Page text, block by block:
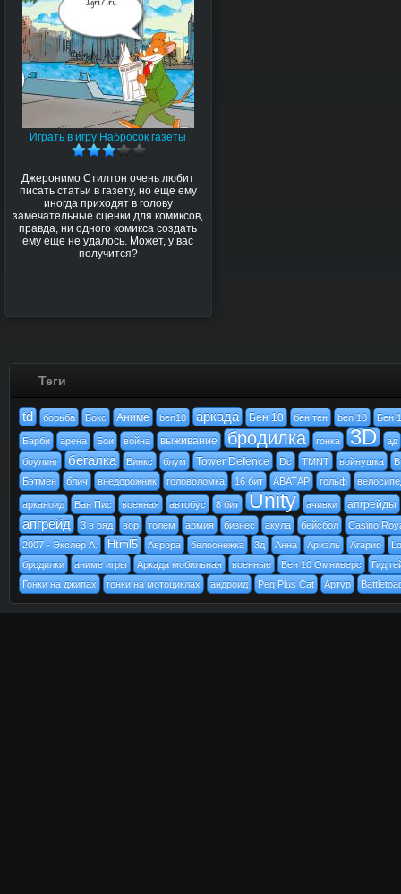
Играть в игру Набросок газеты
Джеронимо Стилтон очень любит
писать статьи в газету, но еще ему
иногда приходят в голову
замечательные сценки для комиксов,
правда, ни одного комикса создать
ему еще не удалось. Может, у вас
получится?
Теги
td борьба Бокс Аниме ben10 аркада Бен 10 бен тен ben 10 Бен
Барби арена Бои война выживание бродилка гонка 3D
ад
боулинг
бегалка Винкс блум Tower Defence Dc TMNT войнушка
Бэтмен
блич внедорожник головоломка 16 бит АВАТАР гольф
арканоид Ван Пис военная автобус 8 бит Unity ачивки апгрейды
апгрейд 3 в ряд вор голем армия бизнес акула бейсбол
Casino
2007 - Экслер А.
Html5 Аврора белоснежка 3д Анна Ариэль Агарио
бродилки
аниме игры Аркада мобильная военные Бен 10 Омниверс
Гид
Гонки на джипах
гонки на мотоциклах андроид Peg Plus Cat Артур